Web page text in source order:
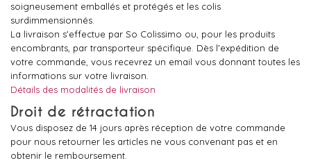
soigneusement emballés et protégés et les colis
surdimmensionnés.
La livraison s'effectue par So Colissimo ou, pour les produits
encombrants, par transporteur spécifique. Dès l'expédition de
votre commande, vous recevrez un email vous donnant toutes les
informations sur votre livraison.
Détails des modalités de livraison
Droit de rétractation
Vous disposez de 14 jours après réception de votre commande
pour nous retourner les articles ne vous convenant pas et en
obtenir le remboursement.